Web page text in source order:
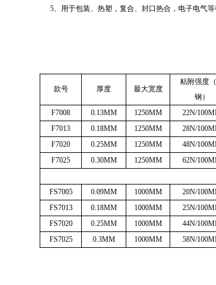
5、用于包装、热塑，复合、封口热合，电子电气等
款号 厚度 最大宽度
粘附强度
钢）
F7008 0.13MM 1250MM 22N/
F7013
0.18MM 1250MM 28N/
F7020
0.25MM 1250MM 48N/
F7025
0.30MM 1250MM 62N/
FS7005 0.09MM 1000MM 20N/
FS7013
0.18MM 1000MM 25N/
FS7020
0.25MM 1000MM 44N/
FS7025
0.3MM 1000MM 58N/